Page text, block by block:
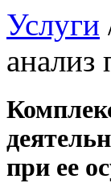
Услуги
анализ
при ее